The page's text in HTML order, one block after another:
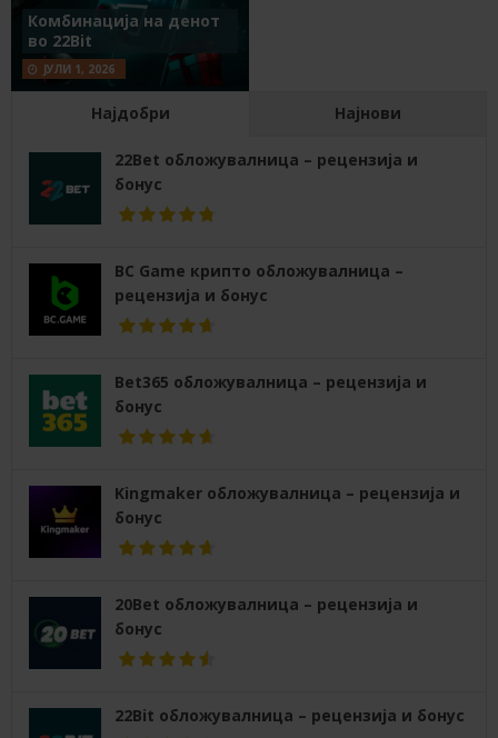
Комбинација на денот
во 22Bit
ЈУЛИ 1, 2026
Најдобри Најнови
22Bet обложувалница – рецензија и
бонус
BC Game крипто обложувалница –
рецензија и бонус
Bet365 обложувалница – рецензија и
бонус
Kingmaker обложувалница – рецензија и
бонус
20Bet обложувалница – рецензија и
бонус
22Bit обложувалница – рецензија и бонус